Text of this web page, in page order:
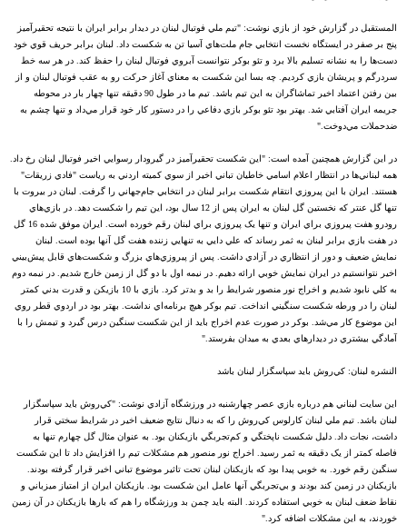
المستقبل در گزارش خود از بازي نوشت: "تيم ملي فوتبال لبنان در ديدار برابر ايران با نتيجه‌ تحقيرآميز
پنج بر صفر در ايستگاه نخست انتخابي جام‌ ملت‌هاي آسيا تن به شکست داد. لبنان برابر حريف قوي خود
دست‌ها را به نشانه تسليم بالا برد و تئو بوکر نتوانست آبروي فوتبال لبنان را حفظ کند. در هر سه خط
سردرگم و پريشان بازي کرديم. چه بسا اين شکست به معناي آغاز حرکت رو به عقب فوتبال لبنان و از
بين رفتن اعتماد اخير تماشاگران به اين تيم باشد. تيم ما در طول 90 دقيقه تنها چهار بار در محوطه
جريمه ايران آفتابي شد. بهتر بود تئو بوکر بازي دفاعي را در دستور کار خود قرار مي‌داد و تنها چشم به
ضدحملات مي‌دوخت."
در اين گزارش همچنين آمده است: "اين شکست تحقيرآميز در گيرودار رسوايي اخير فوتبال لبنان رخ داد.
همه لبناني‌ها در انتظار اعلام اسامي خاطيان تباني اخير از سوي کميته‌ اردني به رياست "فادي زريقات"
هستند. ايران با اين پيروزي انتقام شکست برابر لبنان در انتخابي جام‌جهاني را گرفت. لبنان در بيروت با
تنها گل عنتر که نخستين گل لبنان به ايران پس از 12 سال بود، اين تيم را شکست دهد. در بازي‌هاي
رودرو هفت پيروزي براي ايران و تنها يک پيروزي براي لبنان رقم خورده است. ايران موفق شده 16 گل
در هفت بازي برابر لبنان به ثمر رساند که علي دايي به تنهايي زننده هفت گل آنها بوده است. لبنان
نمايش ضعيف و دور از انتظاري در آزادي داشت. پس از پيروزي‌هاي بزرگ و شکست‌هاي قابل پيش‌بيني
اخير نتوانستيم در ايران نمايش خوبي ارائه دهيم. در نيمه اول با دو گل از زمين خارج شديم. در نيمه دوم
به کلي نابود شديم و اخراج نور منصور شرايط را بد و بدتر کرد. بازي با 10 بازيکن و قدرت بدني کمتر
لبنان را در ورطه شکست سنگيني انداخت. تيم بوکر هيچ برنامه‌اي نداشت. بهتر بود در اردوي قطر روي
اين موضوع کار مي‌شد. بوکر در صورت عدم اخراج بايد از اين شکست سنگين درس گيرد و تيمش را با‌
آمادگي بيشتري در ديدارهاي بعدي به ميدان بفرستد."
النشره لبنان: کي‌روش بايد سپاسگزار لبنان باشد
اين سايت لبناني هم درباره بازي عصر چهارشنبه در ورزشگاه آزادي نوشت: "کي‌روش بايد سپاسگزار
لبنان باشد. تيم ملي لبنان کارلوس کي‌روش را که به دنبال نتايج ضعيف اخير در شرايط سختي قرار
داشت، نجات داد. دليل شکست ناپختگي و کم‌تجربگي بازيکنان بود. به عنوان مثال گل چهارم تنها به
فاصله کمتر از يک دقيقه به ثمر رسيد. اخراج نور منصور هم مشکلات تيم را افزايش داد تا اين شکست
سنگين رقم خورد. به خوبي پيدا بود که بازيکنان لبنان تحت تاثير موضوع تباني اخير قرار گرفته بودند.
بازيکنان در زمين کند بودند و بي‌تجربگي آنها عامل اين شکست بود. بازيکنان ايران از امتياز ميزباني و
نقاط ضعف لبنان به خوبي استفاده کردند. البته بايد چمن بد ورزشگاه را هم که بارها بازيکنان در آن زمين
خوردند، به اين مشکلات اضافه کرد."